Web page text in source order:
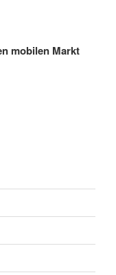
mobilen Markt